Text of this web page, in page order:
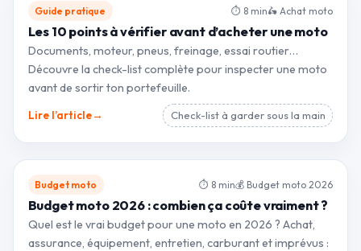
Guide pratique ⏱ 8 min🛵 Achat moto
Les 10 points à vérifier avant d’acheter une moto
Documents, moteur, pneus, freinage, essai routier…
Découvre la check-list complète pour inspecter une moto
avant de sortir ton portefeuille.
Lire l’article→ Check-list à garder sous la main
Budget moto ⏱ 8 min💰 Budget moto 2026
Budget moto 2026 : combien ça coûte vraiment ?
Quel est le vrai budget pour une moto en 2026 ? Achat,
assurance, équipement, entretien, carburant et imprévus :